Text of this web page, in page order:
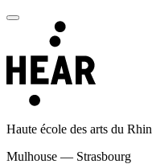
Haute école des arts du Rhin
Mulhouse — Strasbourg